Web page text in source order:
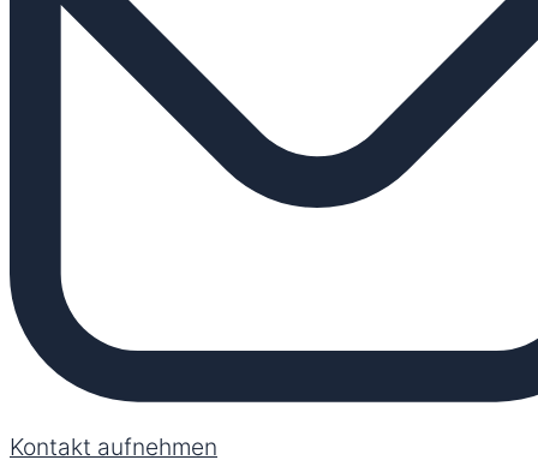
Kontakt aufnehmen